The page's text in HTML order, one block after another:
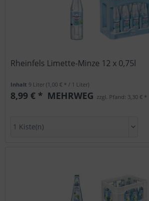
Rheinfels Limette-Minze 12 x 0,75l
Inhalt 9 Liter(1,00 € * / 1 Liter)
8,99 € * MEHRWEG zzgl. Pfand: 3,30 € *